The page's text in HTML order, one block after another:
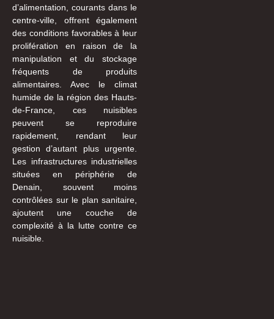
d’alimentation, courants dans le
centre-ville, offrent également
des conditions favorables à leur
prolifération en raison de la
manipulation et du stockage
fréquents de produits
alimentaires. Avec le climat
humide de la région des Hauts-
de-France, ces nuisibles
peuvent se reproduire
rapidement, rendant leur
gestion d’autant plus urgente.
Les infrastructures industrielles
situées en périphérie de
Denain, souvent moins
contrôlées sur le plan sanitaire,
ajoutent une couche de
complexité à la lutte contre ce
nuisible.